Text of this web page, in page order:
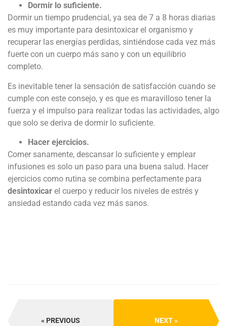
Dormir lo suficiente.
Dormir un tiempo prudencial, ya sea de 7 a 8 horas diarias
es muy importante para desintoxicar el organismo y
recuperar las energías perdidas, sintiéndose cada vez más
fuerte con un cuerpo más sano y con un equilibrio
completo.
Es inevitable tener la sensación de satisfacción cuando se
cumple con este consejo, y es que es maravilloso tener la
fuerza y el impulso para realizar todas las actividades, algo
que solo se deriva de dormir lo suficiente.
Hacer ejercicios.
Comer sanamente, descansar lo suficiente y emplear
infusiones es solo un paso para una buena salud. Hacer
ejercicios como rutina se combina perfectamente para
desintoxicar el cuerpo y reducir los niveles de estrés y
ansiedad estando cada vez más sanos.
PREVIOUS NEXT